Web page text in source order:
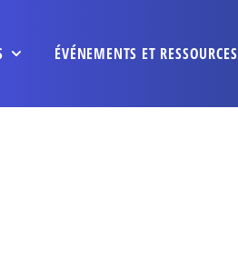
ÉVÉNEMENTS ET RESSOURCES